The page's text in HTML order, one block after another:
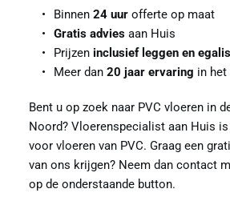
Binnen 24 uur offerte op maat
Gratis advies aan Huis
Prijzen inclusief leggen en
Meer dan 20 jaar ervaring in het
Bent u op zoek naar PVC vloeren in
Noord? Vloerenspecialist aan Huis
voor vloeren van PVC. Graag een
van ons krijgen? Neem dan contact
op de onderstaande button.